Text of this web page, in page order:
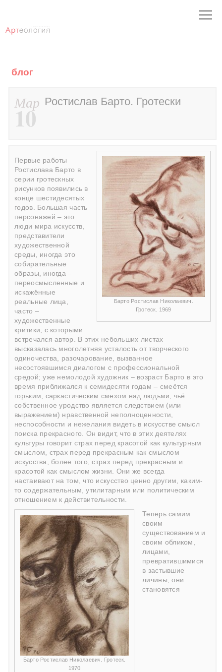
блог
Мар
10
Ростислав Барто. Гротески
Барто Ростислав Николаевич.
Гротеск. 1969
Первые работы
Ростислава Барто в
серии гротескных
рисунков появились в
конце шестидесятых
годов. Большая часть
персонажей – это
люди мира искусств,
представители
художественной
среды, иногда это
собирательные
образы, иногда –
переосмысленные и
искажённые
реальные лица,
часто –
художественные
критики, с которыми
встречался автор. В этих небольших листах
высказалась многолетняя усталость от творческого
одиночества, разочарование, вызванное
несостоявшимся диалогом с профессиональной
средой; уже немолодой художник – возраст Барто в это
время приближался к семидесяти годам – смеётся
горьким, саркастическим смехом над людьми, чьё
собственное уродство является следствием (или
выражением) нравственной неполноценности,
неспособности и нежелания видеть в искусстве смысл
поиска прекрасного. Он видит, что в этих деятелях
культуры говорит страх перед красотой как культурным
смыслом, страх перед прекрасным как смыслом
искусства, более того, страх перед прекрасным и
красотой как смыслом жизни. Они же всегда
настаивают на том, что искусство ценно другим, каким-
то содержательным, утилитарным или политическим
отношением к действительности.
Барто Ростислав Николаевич. Гротеск.
1970
Теперь самим
своим
существованием и
своим обликом,
лицами,
превратившимися
в застывшие
личины, они
становятся